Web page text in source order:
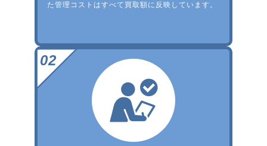
た管理コストはすべて買取額に反映しています。